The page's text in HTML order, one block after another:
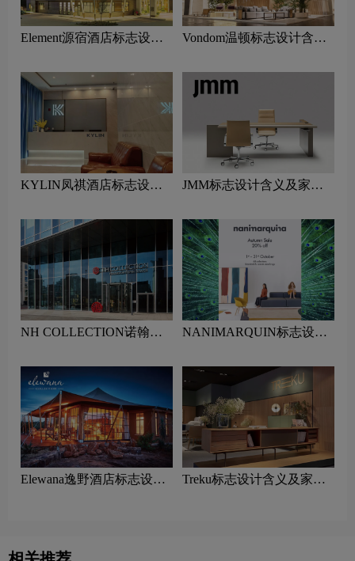
Element源宿酒店标志设计
Vondom温顿标志设计含义
KYLIN凤祺酒店标志设计
JMM标志设计含义及家具
NH COLLECTION诺翰精
品牌设计理念
NANIMARQUIN标志设计
Elewana逸野酒店标志设计
Treku标志设计含义及家具